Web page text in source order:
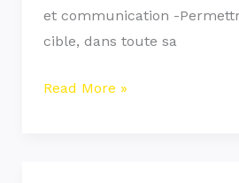
et communication -
cible, dans toute sa
Read More »